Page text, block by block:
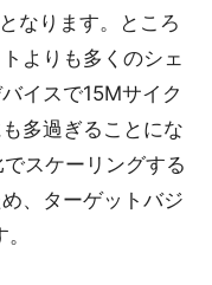
なります。ところ
よりも多くのシェ
イスで15Mサイク
多過ぎることにな
スケーリングする
、ターゲットバジ